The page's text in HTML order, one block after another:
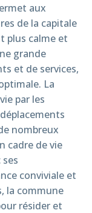
aux
de la capitale
plus calme et
grande
et de services,
La
par les
nombreux
cadre de vie
conviviale et
la commune
résider et